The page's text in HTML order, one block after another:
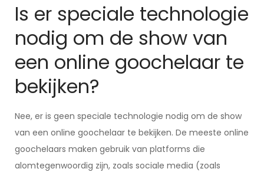
Is er speciale technologie
nodig om de show van
een online goochelaar te
bekijken?
Nee, er is geen speciale technologie nodig om de show
van een online goochelaar te bekijken. De meeste online
goochelaars maken gebruik van platforms die
alomtegenwoordig zijn, zoals sociale media (zoals